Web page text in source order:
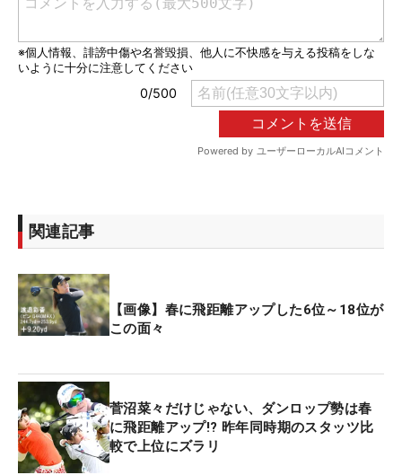
関連記事
【画像】春に飛距離アップした6位～18位が
この面々
菅沼菜々だけじゃない、ダンロップ勢は春
に飛距離アップ!? 昨年同時期のスタッツ比
較で上位にズラリ